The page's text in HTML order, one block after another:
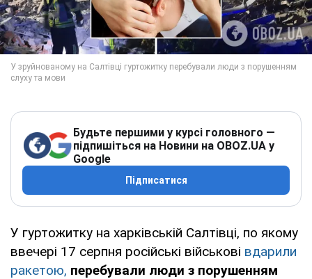
Будьте першими у курсі головного —
підпишіться на Новини на OBOZ.UA у
Google
Підписатися
У гуртожитку на харківській Салтівці, по якому
ввечері 17 серпня російські військові вдарили
ракетою, перебували люди з порушенням